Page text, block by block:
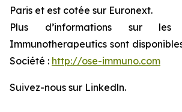
Paris et est cotée sur Euronext.
Plus d’informations sur les
Immunotherapeutics sont
Société : http://ose-immuno.com
Suivez-nous sur Linkedln.